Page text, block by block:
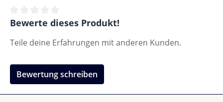
Durchschnittliche Bewertung von 0 von 5 Sternen
Bewerte dieses Produkt!
Teile deine Erfahrungen mit anderen Kunden.
Bewertung schreiben